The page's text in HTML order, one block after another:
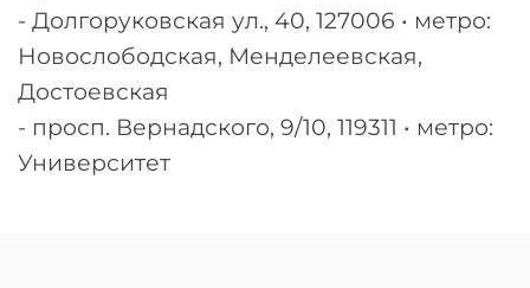
- Долгоруковская ул., 40, 127006 • метро:
Новослободская, Менделеевская,
Достоевская
- просп. Вернадского, 9/10, 119311 • метро:
Университет